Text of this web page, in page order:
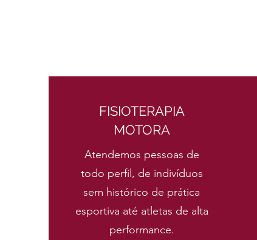
FISIOTERAPIA
MOTORA
Atendemos pessoas de
todo perfil, de indivíduos
sem histórico de prática
esportiva até atletas de alta
performance.